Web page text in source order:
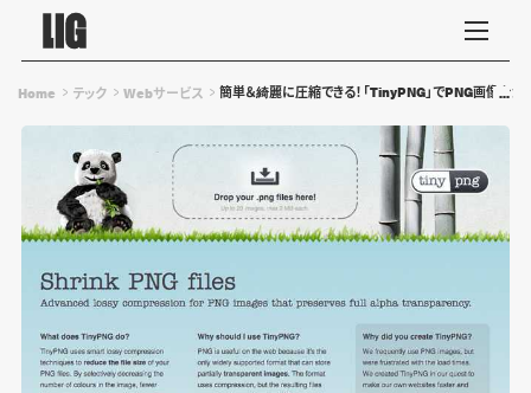
Home テック Webサービス 簡単＆綺麗に圧縮できる！「TinyPNG」でPNG画像を大